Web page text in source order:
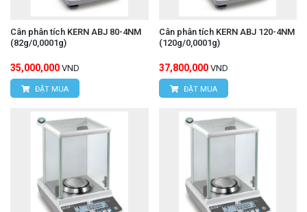
Cân phân tích KERN ABJ 80-4NM
(82g/0,0001g)
35,000,000 VND
ĐẶT MUA
Cân phân tích KERN ABJ 120-4NM
(120g/0,0001g)
37,800,000 VND
ĐẶT MUA